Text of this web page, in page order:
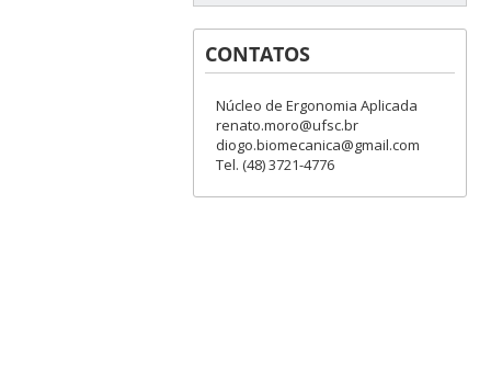
CONTATOS
Núcleo de Ergonomia Aplicada
renato.moro@ufsc.br
diogo.biomecanica@gmail.com
Tel. (48) 3721-4776